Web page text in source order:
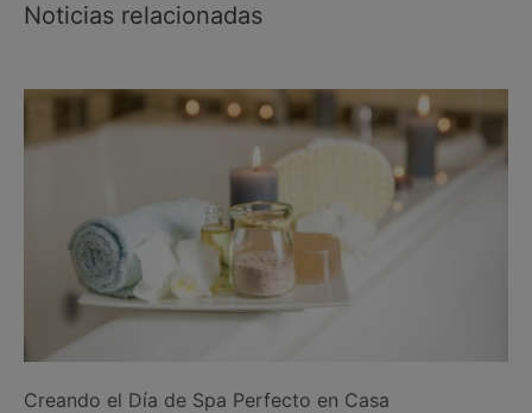
Noticias relacionadas
Creando el Día de Spa Perfecto en Casa